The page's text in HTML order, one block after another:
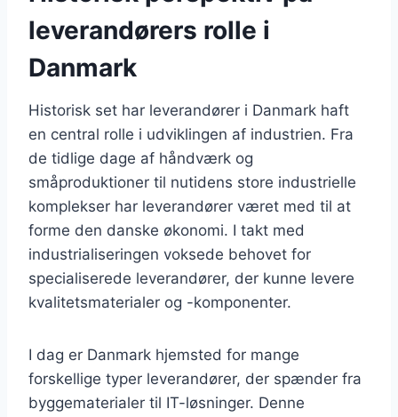
leverandørers rolle i
Danmark
Historisk set har leverandører i Danmark haft
en central rolle i udviklingen af industrien. Fra
de tidlige dage af håndværk og
småproduktioner til nutidens store industrielle
komplekser har leverandører været med til at
forme den danske økonomi. I takt med
industrialiseringen voksede behovet for
specialiserede leverandører, der kunne levere
kvalitetsmaterialer og -komponenter.
I dag er Danmark hjemsted for mange
forskellige typer leverandører, der spænder fra
byggematerialer til IT-løsninger. Denne